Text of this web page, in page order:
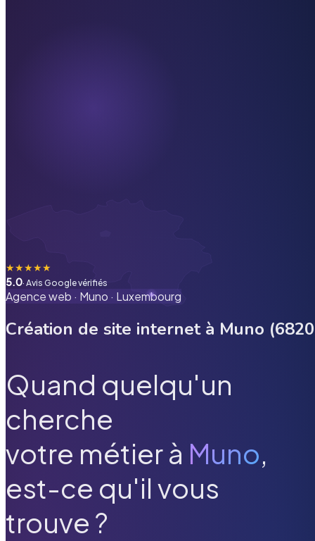
★★★★★
5.0· Avis Google vérifiés
Agence web · Muno · Luxembourg
Création de site internet à Muno (6820
Quand quelqu'un
cherche
votre métier à Muno,
est-ce qu'il vous
trouve ?